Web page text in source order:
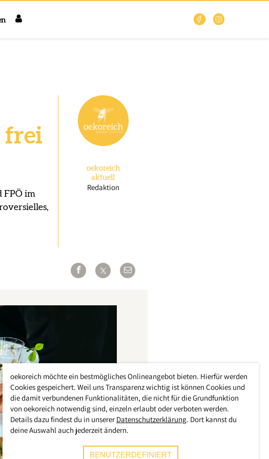
frei
FPÖ im
oekoreich
aktuell
Redaktion
oekoreich möchte ein bestmögliches Onlineangebot bieten. Hierfür werden
Cookies gespeichert. Weil uns Transparenz wichtig ist können Cookies und
die damit verbundenen Funktionalitäten, die nicht für die Grundfunktion
von oekoreich notwendig sind, einzeln erlaubt oder verboten werden.
Details dazu findest du in unserer Datenschutzerklärung. Dort kannst du
deine Auswahl auch jederzeit ändern.
BENUTZERDEFINIERT